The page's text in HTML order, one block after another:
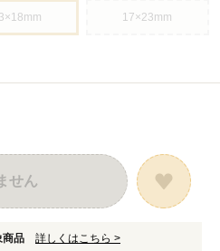
17×23mm
せん
商品 詳しくはこちら >